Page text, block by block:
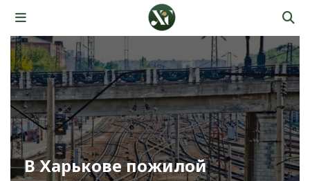
В Харькове пожилой